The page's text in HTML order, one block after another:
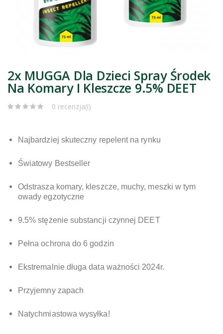
2x MUGGA Dla Dzieci Spray Środek
Na Komary I Kleszcze 9.5% DEET
0 recenzja(i)
Najbardziej skuteczny repelent na rynku
Światowy Bestseller
Odstrasza komary, kleszcze, muchy, meszki w tym
owady egzotyczne
9.5% stężenie substancji czynnej DEET
Pełna ochrona do 6 godzin
Ekstremalnie długa data ważności 2024r.
Przyjemny zapach
Natychmiastowa wysyłka!